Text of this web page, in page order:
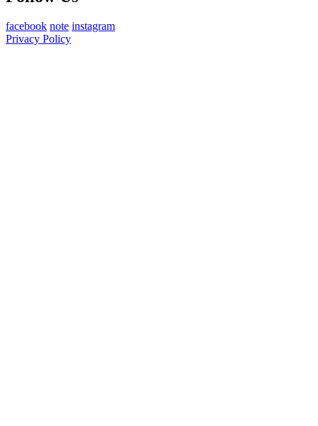
facebook note instagram
Privacy Policy